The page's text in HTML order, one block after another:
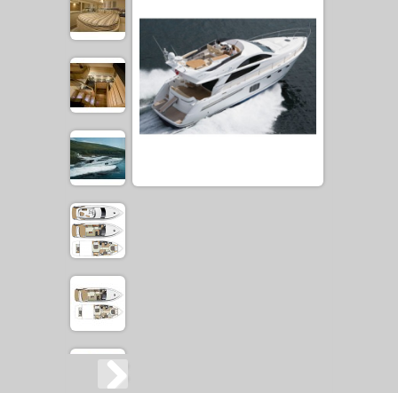
MARINAS GRIECHENLAND